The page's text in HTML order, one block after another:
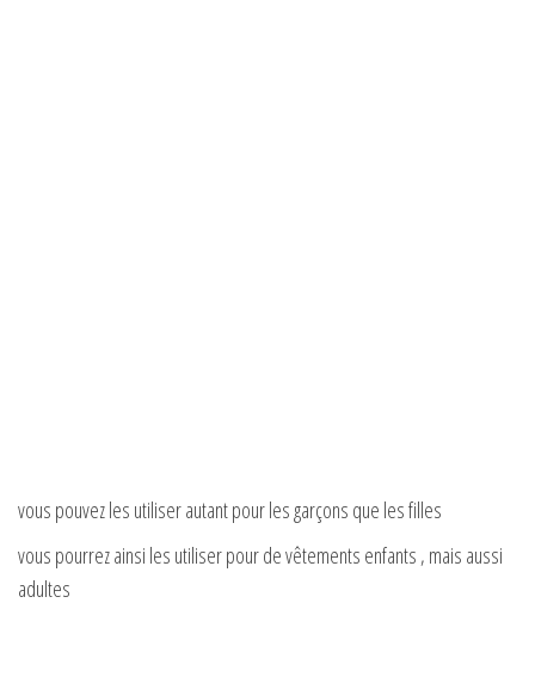
vous pouvez les utiliser autant pour les garçons que les filles
vous pourrez ainsi les utiliser pour de vêtements enfants , mais aussi
adultes